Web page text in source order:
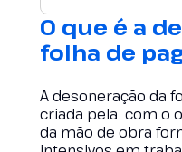
O que é a
folha de
A desoneração da
criada pela com o
da mão de obra